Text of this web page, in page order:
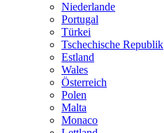
Niederlande
Portugal
Türkei
Tschechische Republik
Estland
Wales
Österreich
Polen
Malta
Monaco